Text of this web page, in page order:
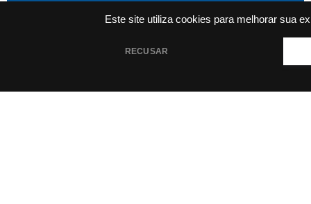
Este site utiliza cookies para melhorar sua
RECUSAR